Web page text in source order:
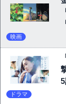
映画
ドラマ